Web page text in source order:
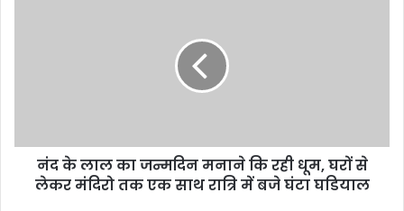
नंद के लाल का जन्मदिन मनाने कि रही धूम, घरों से
लेकर मंदिरो तक एक साथ रात्रि में बजे घंटा घडियाल